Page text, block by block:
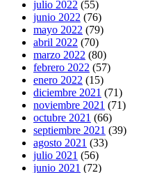
julio 2022 (55)
junio 2022 (76)
mayo 2022 (79)
abril 2022 (70)
marzo 2022 (80)
febrero 2022 (57)
enero 2022 (15)
diciembre 2021 (71)
noviembre 2021 (71)
octubre 2021 (66)
septiembre 2021 (39)
agosto 2021 (33)
julio 2021 (56)
junio 2021 (72)